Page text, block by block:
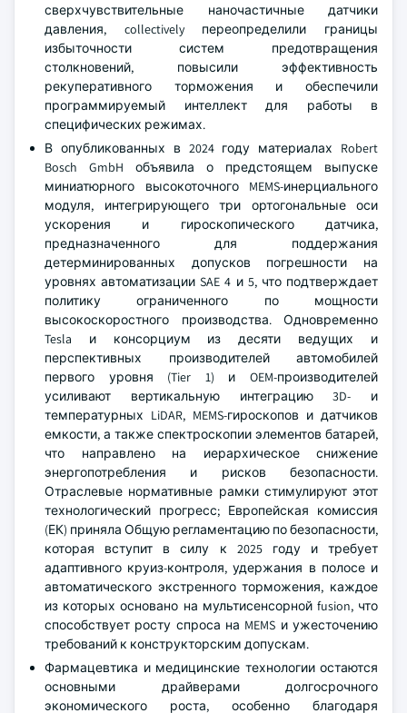
сверхчувствительные наночастичные датчики
давления, collectively переопределили границы
избыточности систем предотвращения
столкновений, повысили эффективность
рекуперативного торможения и обеспечили
программируемый интеллект для работы в
специфических режимах.
В опубликованных в 2024 году материалах Robert
Bosch GmbH объявила о предстоящем выпуске
миниатюрного высокоточного MEMS-инерциального
модуля, интегрирующего три ортогональные оси
ускорения и гироскопического датчика,
предназначенного для поддержания
детерминированных допусков погрешности на
уровнях автоматизации SAE 4 и 5, что подтверждает
политику ограниченного по мощности
высокоскоростного производства. Одновременно
Tesla и консорциум из десяти ведущих и
перспективных производителей автомобилей
первого уровня (Tier 1) и OEM-производителей
усиливают вертикальную интеграцию 3D- и
температурных LiDAR, MEMS-гироскопов и датчиков
емкости, а также спектроскопии элементов батарей,
что направлено на иерархическое снижение
энергопотребления и рисков безопасности.
Отраслевые нормативные рамки стимулируют этот
технологический прогресс; Европейская комиссия
(ЕК) приняла Общую регламентацию по безопасности,
которая вступит в силу к 2025 году и требует
адаптивного круиз-контроля, удержания в полосе и
автоматического экстренного торможения, каждое
из которых основано на мультисенсорной fusion, что
способствует росту спроса на MEMS и ужесточению
требований к конструкторским допускам.
Фармацевтика и медицинские технологии остаются
основными драйверами долгосрочного
экономического роста, особенно благодаря